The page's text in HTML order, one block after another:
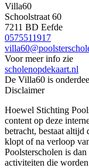
Villa60
Schoolstraat 60
7211 BD Eefde
0575511917
Voor meer info zie
scholenopdekaart.nl
De Villa60 is
Disclaimer
Hoewel Stichting
content op deze
betracht, bestaat
klopt of na verloop
Poolsterscholen is
activiteiten die